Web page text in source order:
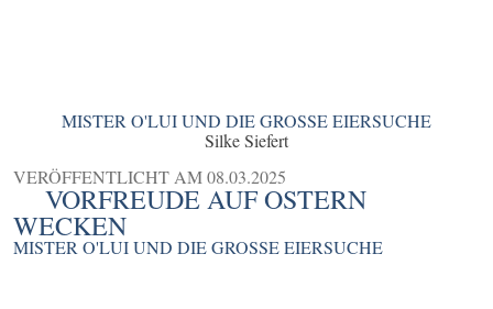
MISTER O'LUI UND DIE GROSSE EIERSUCHE
Silke Siefert
VERÖFFENTLICHT AM08.03.2025
VORFREUDE AUF OSTERN
WECKEN
MISTER O'LUI UND DIE GROSSE EIERSUCHE